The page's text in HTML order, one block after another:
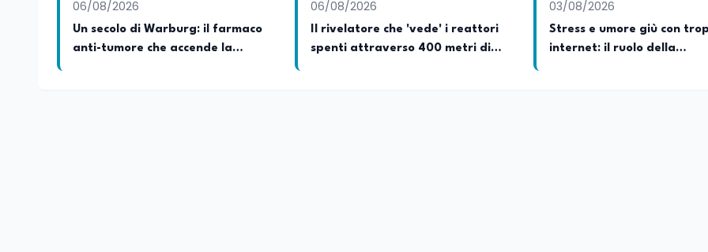
06/08/2026
Un secolo di Warburg: il farmaco
anti-tumore che accende la
06/08/2026
Il rivelatore che 'vede' i reattori
spenti attraverso 400 metri di
03/08/2026
Stress e umore giù con
internet: il ruolo della